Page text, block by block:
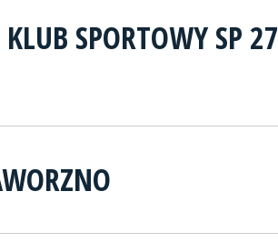
SPORTOWY SP 27